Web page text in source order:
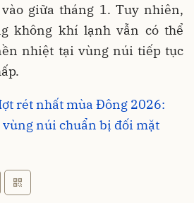
giữa tháng 1. Tuy nhiên,
không khí lạnh vẫn có thể
nhiệt tại vùng núi tiếp tục
rét nhất mùa Đông 2026:
vùng núi chuẩn bị đối mặt